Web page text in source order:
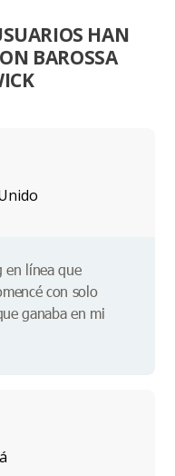
HAN
BAROSSA
en línea que
con solo
ganaba en mi